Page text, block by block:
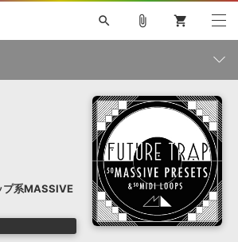
クト »
»
search
ン・レン V4X 巡音ルカ V4X
MEIKO V3
TOONTRACK
SPITFIRE AUDIO
3
ライセンスフリーBGM
ボーカル抜き出し
DUBSTEP
TRANCE MUTANT
ROUTER.FM
attach_file shopping_cart
プ系MASSIVE